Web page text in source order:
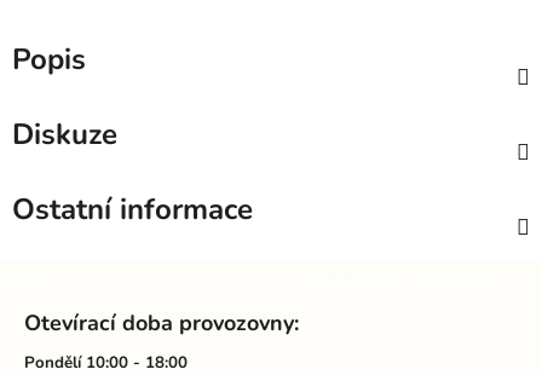
Popis
Diskuze
Ostatní informace
Otevírací doba provozovny:
Pondělí 10:00 - 18:00